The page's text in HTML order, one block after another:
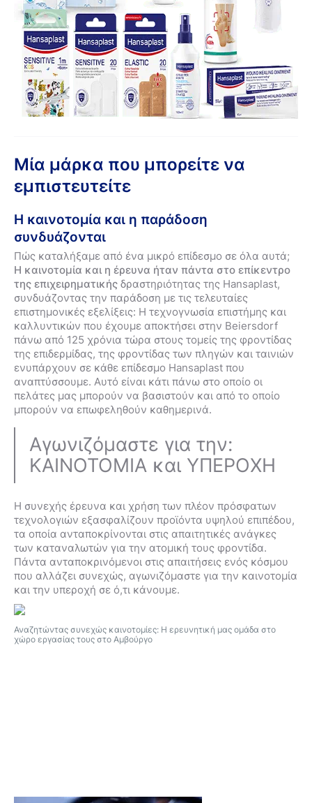
Μία μάρκα που μπορείτε να
εμπιστευτείτε
Η καινοτομία και η παράδοση
συνδυάζονται
Αναζητώντας συνεχώς καινοτομίες: Η ερευνητική μας ομάδα στο
χώρο εργασίας τους στο Αμβούργο
Πώς καταλήξαμε από ένα μικρό επίδεσμο σε όλα αυτά;
Η καινοτομία και η έρευνα ήταν πάντα στο επίκεντρο
της επιχειρηματικής δραστηριότητας της Hansaplast,
συνδυάζοντας την παράδοση με τις τελευταίες
επιστημονικές εξελίξεις: Η τεχνογνωσία επιστήμης και
καλλυντικών που έχουμε αποκτήσει στην Beiersdorf
πάνω από 125 χρόνια τώρα στους τομείς της φροντίδας
της επιδερμίδας, της φροντίδας των πληγών και ταινιών
ενυπάρχουν σε κάθε επίδεσμο Hansaplast που
αναπτύσσουμε. Αυτό είναι κάτι πάνω στο οποίο οι
πελάτες μας μπορούν να βασιστούν και από το οποίο
μπορούν να επωφεληθούν καθημερινά.
Αγωνιζόμαστε για την:
ΚΑΙΝΟΤΟΜΙΑ και ΥΠΕΡΟΧΗ
Η συνεχής έρευνα και χρήση των πλέον πρόσφατων
τεχνολογιών εξασφαλίζουν προϊόντα υψηλού επιπέδου,
τα οποία ανταποκρίνονται στις απαιτητικές ανάγκες
των καταναλωτών για την ατομική τους φροντίδα.
Πάντα ανταποκρινόμενοι στις απαιτήσεις ενός κόσμου
που αλλάζει συνεχώς, αγωνιζόμαστε για την καινοτομία
και την υπεροχή σε ό,τι κάνουμε.